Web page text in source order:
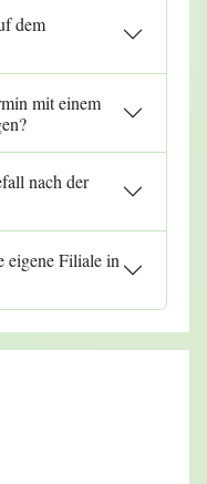
dem
mit einem
nach der
eigene Filiale in